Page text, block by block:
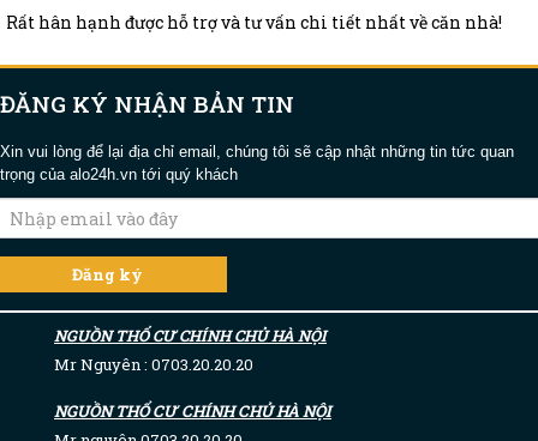
Rất hân hạnh được hỗ trợ và tư vấn chi tiết nhất về căn nhà!
ĐĂNG KÝ NHẬN BẢN TIN
Xin vui lòng để lại địa chỉ email, chúng tôi sẽ cập nhật những tin tức quan
trọng của alo24h.vn tới quý khách
NGUỒN THỔ CƯ CHÍNH CHỦ HÀ NỘI
Mr Nguyên : 0703.20.20.20
NGUỒN THỔ CƯ CHÍNH CHỦ HÀ NỘI